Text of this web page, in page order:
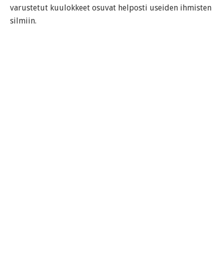
varustetut kuulokkeet osuvat helposti useiden ihmisten
silmiin.